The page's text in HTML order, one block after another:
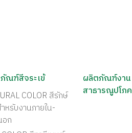
ณฑ์สีจระเข้
COLOR สีรักษ์
หรับงานภายใน-
ก
ผลิตภัณฑ์งาน
สาธารณูปโภค